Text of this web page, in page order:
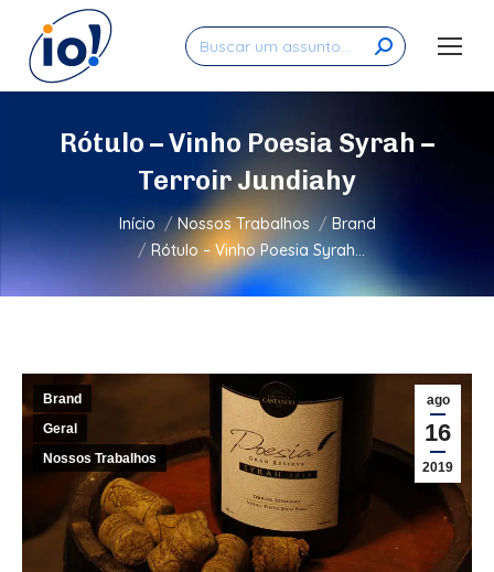
Search:
Rótulo – Vinho Poesia Syrah –
Terroir Jundiahy
Você está aqui:
Início Nossos Trabalhos
Brand
Rótulo – Vinho Poesia Syrah…
ago
16
2019
Brand
Geral
Nossos Trabalhos